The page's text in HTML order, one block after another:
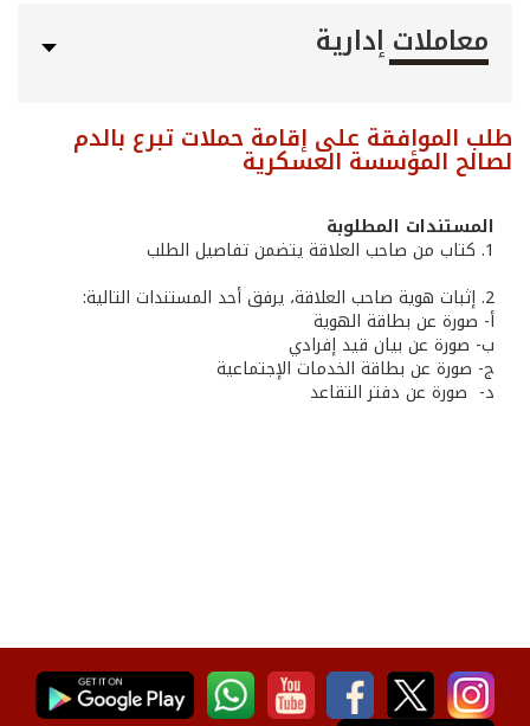
معاملات إدارية
طلب الموافقة على إقامة حملات تبرع بالدم
لصالح المؤسسة العسكرية
المستندات المطلوبة
1. كتاب من صاحب العلاقة يتضمن تفاصيل الطلب
2. إثبات هوية صاحب العلاقة، يرفق أحد المستندات التالية:
أ- صورة عن بطاقة الهوية
ب‌- صورة عن بيان قيد إفرادي
ج- صورة عن بطاقة الخدمات الإجتماعية
‌د- صورة عن دفتر التقاعد